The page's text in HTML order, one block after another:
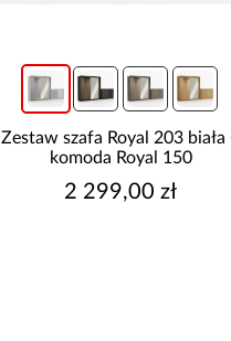
Zestaw szafa Royal 203 biała
komoda Royal 150
2 299,00 zł